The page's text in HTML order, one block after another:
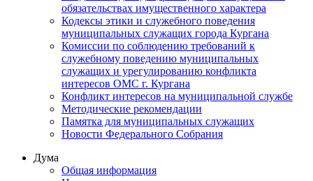
обязательствах имущественного характера
Кодексы этики и служебного поведения
муниципальных служащих города Кургана
Комиссии по соблюдению требований к
служебному поведению муниципальных
служащих и урегулированию конфликта
интересов ОМС г. Кургана
Конфликт интересов на муниципальной службе
Методические рекомендации
Памятка для муниципальных служащих
Новости Федерального Cобрания
Дума
Общая информация